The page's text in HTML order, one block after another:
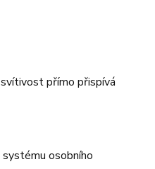
přímo přispívá
osobního